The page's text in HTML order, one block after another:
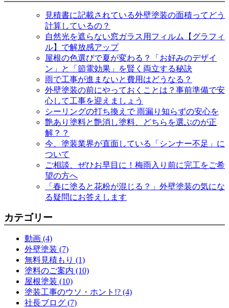
見積書に記載されている外壁塗装の面積ってどう
計算しているの？
自然光を遮らない窓ガラス用フィルム【グラフィ
ル】で解放感アップ
屋根の色選びで夏が変わる？「お好みのデザイ
ン」と「節電効果」を賢く両立する秘訣
雨で工事が進まないと費用はどうなる？
外壁塗装の前にやっておくことは？事前準備で安
心して工事を迎えましょう
シーリングの打ち換えで 雨漏り知らずの安心を
艶あり塗料と艶消し塗料、どちらを選ぶのが正
解？？
今、塗装業界が直面している「シンナー不足」に
ついて
ご相談、ぜひお早目に！梅雨入り前に完工をご希
望の方へ
「春に塗ると花粉が混じる？」外壁塗装の気にな
る疑問にお答えします
カテゴリー
動画 (4)
外壁塗装 (7)
無料見積もり (1)
塗料のご案内 (10)
屋根塗装 (10)
塗装工事のウソ・ホント!? (4)
社長ブログ (7)